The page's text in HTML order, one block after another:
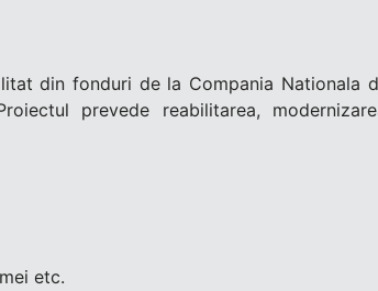
din fonduri de la Compania Nationala
prevede reabilitarea,
etc.